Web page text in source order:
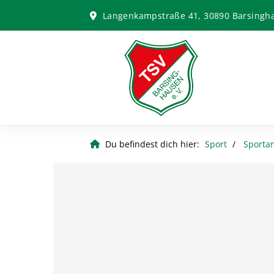
Langenkampstraße 41, 30890
Du befindest dich hier: Sport